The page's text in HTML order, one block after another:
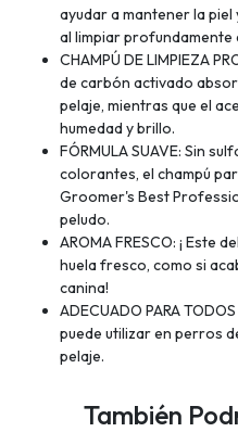
ayudar a mantener la piel
al limpiar profundamente
CHAMPÚ DE LIMPIEZA
de carbón activado
pelaje, mientras que el
humedad y brillo.
FÓRMULA SUAVE: Sin
colorantes, el champú
Groomer's Best
peludo.
AROMA FRESCO: ¡ Este
huela fresco, como si
canina!
ADECUADO PARA
puede utilizar en perros
pelaje.
También